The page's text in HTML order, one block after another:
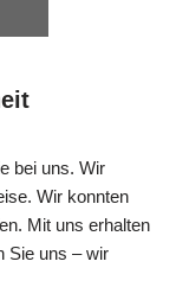
bei uns. Wir
Wir konnten
Mit uns erhalten
Sie uns – wir